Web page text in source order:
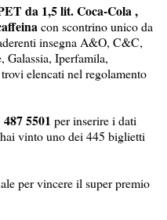
da 1,5 lit. Coca-Cola ,
con scontrino unico da
insegna A&O, C&C,
Galassia, Iperfamila,
elencati nel regolamento
5501 per inserire i dati
vinto uno dei 445 biglietti
per vincere il super premio